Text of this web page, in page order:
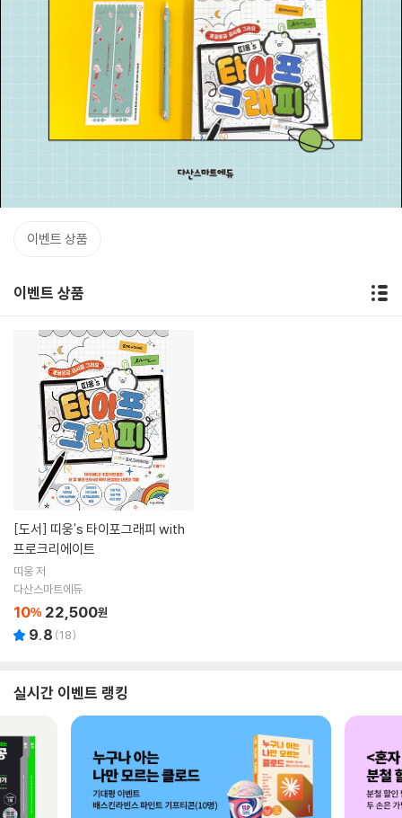
이벤트 상품
이벤트 상품
[도서]
프로크리에이트
띠웅 저
다산스마트에듀
10% 22,500원
9.8 (18)
실시간 이벤트 랭킹